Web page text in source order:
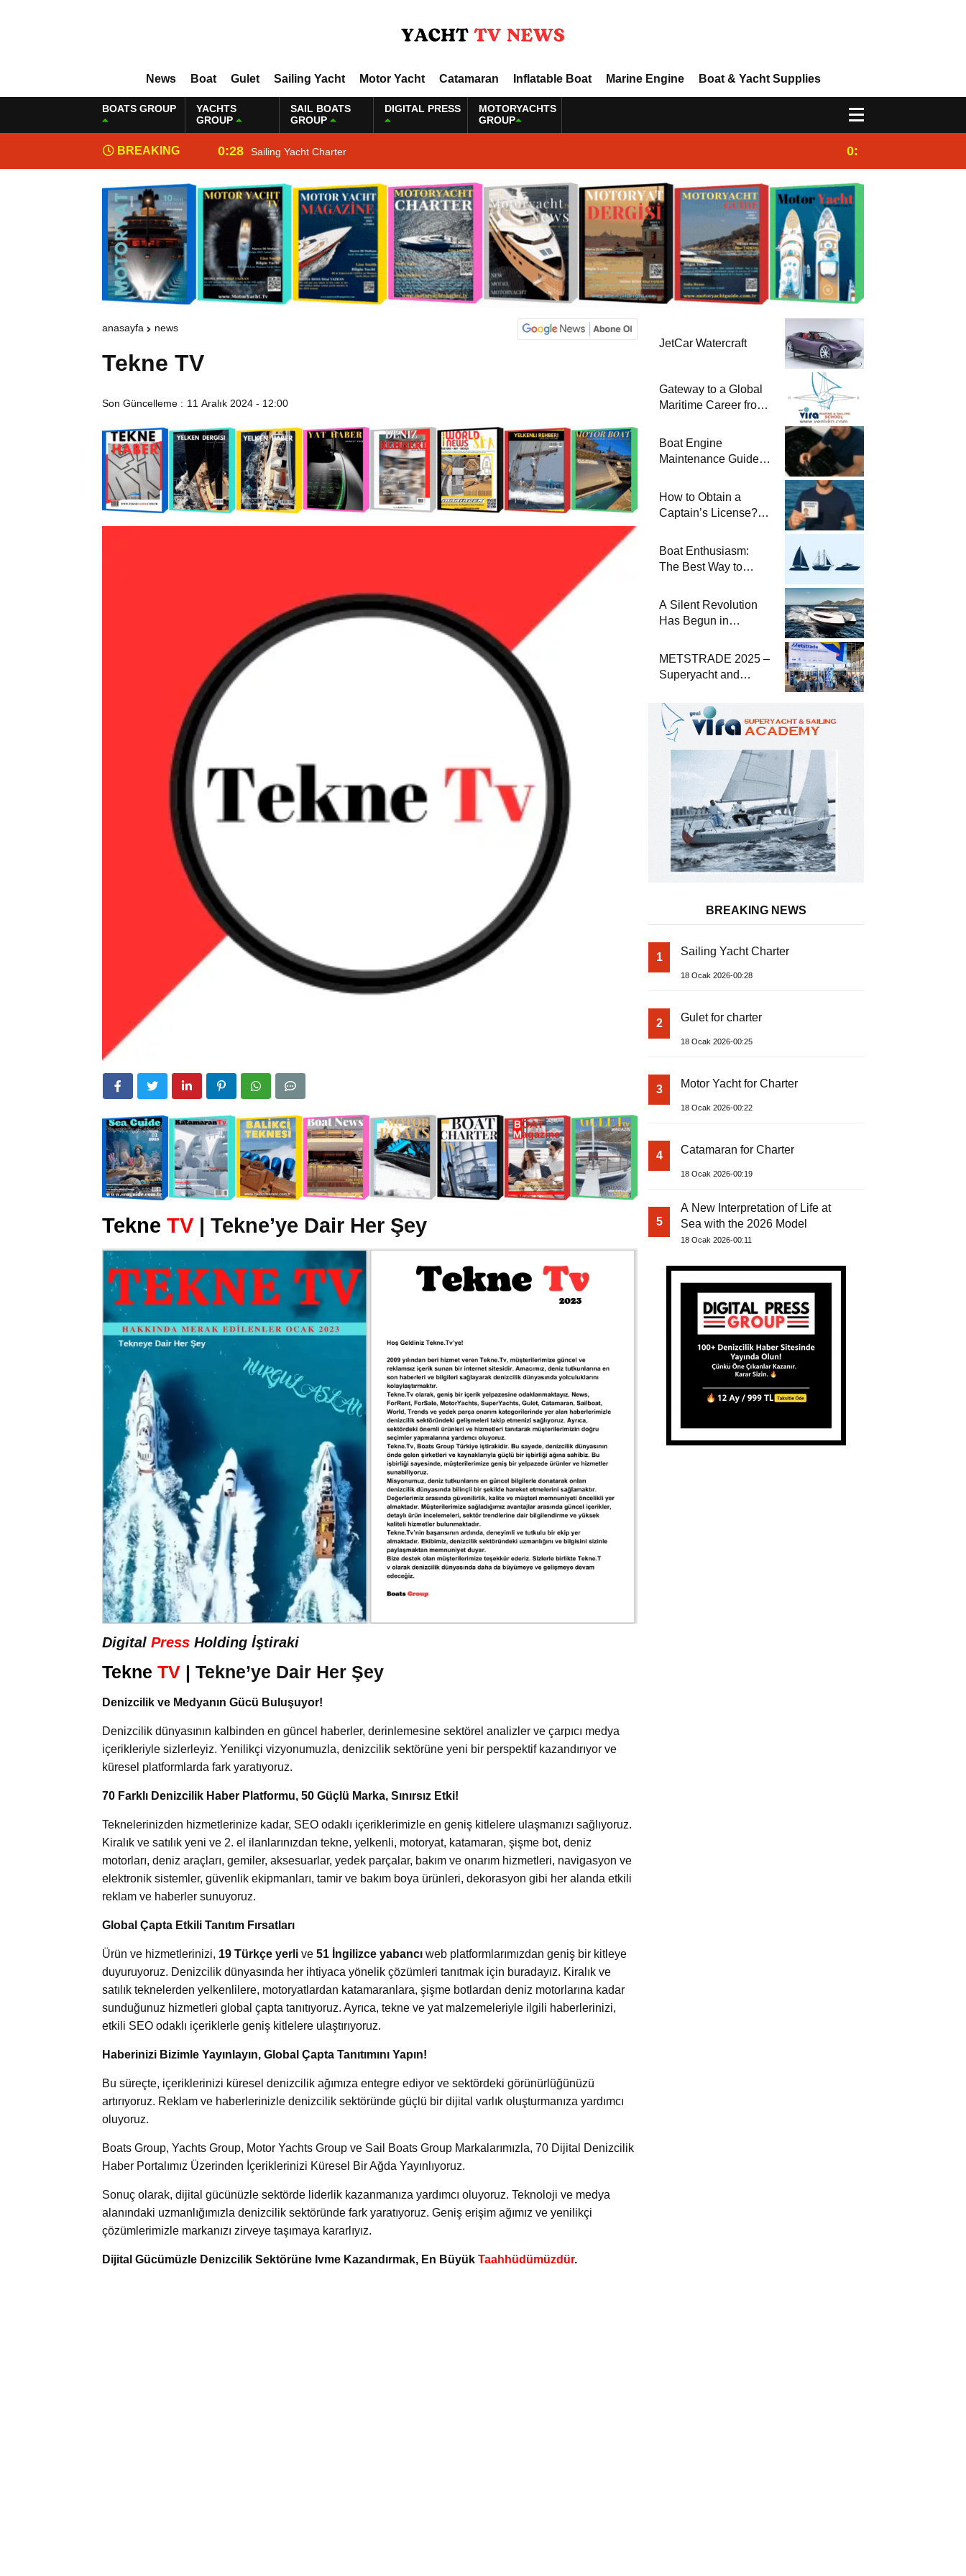
News Boat Gulet Sailing Yacht Motor Yacht Catamaran Inflatable Boat Marine Engine Boat & Yacht Supplies
BOATS GROUP
YACHTS
GROUP
SAIL BOATS
GROUP
DIGITAL PRESS
MOTORYACHTS
GROUP
BREAKING
NEWS
0:28 Sailing Yacht Charter 0:25
anasayfa news
Tekne TV
Son Güncelleme : 11 Aralık 2024 - 12:00
Tekne TV | Tekne’ye Dair Her Şey
Digital Press Holding İştiraki
Tekne TV | Tekne’ye Dair Her Şey
Denizcilik ve Medyanın Gücü Buluşuyor!
Denizcilik dünyasının kalbinden en güncel haberler, derinlemesine sektörel analizler ve çarpıcı medya
içerikleriyle sizlerleyiz. Yenilikçi vizyonumuzla, denizcilik sektörüne yeni bir perspektif kazandırıyor ve
küresel platformlarda fark yaratıyoruz.
70 Farklı Denizcilik Haber Platformu, 50 Güçlü Marka, Sınırsız Etki!
Teknelerinizden hizmetlerinize kadar, SEO odaklı içeriklerimizle en geniş kitlelere ulaşmanızı sağlıyoruz.
Kiralık ve satılık yeni ve 2. el ilanlarınızdan tekne, yelkenli, motoryat, katamaran, şişme bot, deniz
motorları, deniz araçları, gemiler, aksesuarlar, yedek parçalar, bakım ve onarım hizmetleri, navigasyon ve
elektronik sistemler, güvenlik ekipmanları, tamir ve bakım boya ürünleri, dekorasyon gibi her alanda etkili
reklam ve haberler sunuyoruz.
Global Çapta Etkili Tanıtım Fırsatları
Ürün ve hizmetlerinizi, 19 Türkçe yerli ve 51 İngilizce yabancı web platformlarımızdan geniş bir kitleye
duyuruyoruz. Denizcilik dünyasında her ihtiyaca yönelik çözümleri tanıtmak için buradayız. Kiralık ve
satılık teknelerden yelkenlilere, motoryatlardan katamaranlara, şişme botlardan deniz motorlarına kadar
sunduğunuz hizmetleri global çapta tanıtıyoruz. Ayrıca, tekne ve yat malzemeleriyle ilgili haberlerinizi,
etkili SEO odaklı içeriklerle geniş kitlelere ulaştırıyoruz.
Haberinizi Bizimle Yayınlayın, Global Çapta Tanıtımını Yapın!
Bu süreçte, içeriklerinizi küresel denizcilik ağımıza entegre ediyor ve sektördeki görünürlüğünüzü
artırıyoruz. Reklam ve haberlerinizle denizcilik sektöründe güçlü bir dijital varlık oluşturmanıza yardımcı
oluyoruz.
Boats Group, Yachts Group, Motor Yachts Group ve Sail Boats Group Markalarımızla, 70 Dijital Denizcilik
Haber Portalımız Üzerinden İçeriklerinizi Küresel Bir Ağda Yayınlıyoruz.
Sonuç olarak, dijital gücünüzle sektörde liderlik kazanmanıza yardımcı oluyoruz. Teknoloji ve medya
alanındaki uzmanlığımızla denizcilik sektöründe fark yaratıyoruz. Geniş erişim ağımız ve yenilikçi
çözümlerimizle markanızı zirveye taşımaya kararlıyız.
Dijital Gücümüzle Denizcilik Sektörüne Ivme Kazandırmak, En Büyük Taahhüdümüzdür.
JetCar Watercraft
Gateway to a Global
Maritime Career from
Boat Engine
Maintenance Guide
Winterization and
Basic Tips
How to Obtain a
Captain’s License?
Required for Sailing
at Sea
Boat Enthusiasm:
The Best Way to
and a
Comprehensive Boat
A Silent Revolution
Has Begun in
METSTRADE 2025 –
Superyacht and
Economic Report
BREAKING NEWS
1 Sailing Yacht Charter
18 Ocak 2026-00:28
2 Gulet for charter
18 Ocak 2026-00:25
3 Motor Yacht for Charter
18 Ocak 2026-00:22
4 Catamaran for Charter
18 Ocak 2026-00:19
5
A New Interpretation of Life at
Sea with the 2026 Model
18 Ocak 2026-00:11